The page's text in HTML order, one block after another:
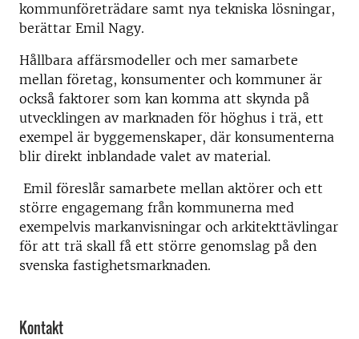
kommunföreträdare samt nya tekniska lösningar,
berättar Emil Nagy.
Hållbara affärsmodeller och mer samarbete
mellan företag, konsumenter och kommuner är
också faktorer som kan komma att skynda på
utvecklingen av marknaden för höghus i trä, ett
exempel är byggemenskaper, där konsumenterna
blir direkt inblandade valet av material.
Emil föreslår samarbete mellan aktörer och ett
större engagemang från kommunerna med
exempelvis markanvisningar och arkitekttävlingar
för att trä skall få ett större genomslag på den
svenska fastighetsmarknaden.
Kontakt